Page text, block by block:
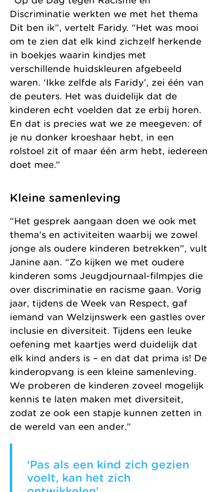
Discriminatie werkten we met het thema
Dit ben ik”, vertelt Faridy. “Het was mooi
om te zien dat elk kind zichzelf herkende
in boekjes waarin kindjes met
verschillende huidskleuren afgebeeld
waren. ‘Ikke zelfde als Faridy’, zei één van
de peuters. Het was duidelijk dat de
kinderen echt voelden dat ze erbij horen.
En dat is precies wat we ze meegeven: of
je nu donker kroeshaar hebt, in een
rolstoel zit of maar één arm hebt, iedereen
doet mee.”
Kleine samenleving
“Het gesprek aangaan doen we ook met
thema’s en activiteiten waarbij we zowel
jonge als oudere kinderen betrekken”, vult
Janine aan. “Zo kijken we met oudere
kinderen soms Jeugdjournaal-filmpjes die
over discriminatie en racisme gaan. Vorig
jaar, tijdens de Week van Respect, gaf
iemand van Welzijnswerk een gastles over
inclusie en diversiteit. Tijdens een leuke
oefening met kaartjes werd duidelijk dat
elk kind anders is – en dat dat prima is! De
kinderopvang is een kleine samenleving.
We proberen de kinderen zoveel mogelijk
kennis te laten maken met diversiteit,
zodat ze ook een stapje kunnen zetten in
de wereld van een ander.”
‘Pas als een kind zich gezien
voelt, kan het zich